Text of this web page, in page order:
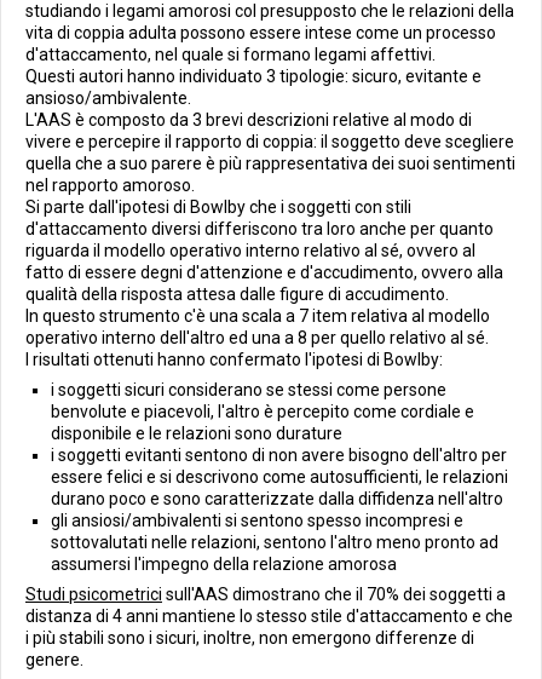
studiando i legami amorosi col presupposto che le relazioni della
vita di coppia adulta possono essere intese come un processo
d'attaccamento, nel quale si formano legami affettivi.
Questi autori hanno individuato 3 tipologie: sicuro, evitante e
ansioso/ambivalente.
L'AAS è composto da 3 brevi descrizioni relative al modo di
vivere e percepire il rapporto di coppia: il soggetto deve scegliere
quella che a suo parere è più rappresentativa dei suoi sentimenti
nel rapporto amoroso.
Si parte dall'ipotesi di Bowlby che i soggetti con stili
d'attaccamento diversi differiscono tra loro anche per quanto
riguarda il modello operativo interno relativo al sé, ovvero al
fatto di essere degni d'attenzione e d'accudimento, ovvero alla
qualità della risposta attesa dalle figure di accudimento.
In questo strumento c'è una scala a 7 item relativa al modello
operativo interno dell'altro ed una a 8 per quello relativo al sé.
I risultati ottenuti hanno confermato l'ipotesi di Bowlby:
i soggetti sicuri considerano se stessi come persone
benvolute e piacevoli, l'altro è percepito come cordiale e
disponibile e le relazioni sono durature
i soggetti evitanti sentono di non avere bisogno dell'altro per
essere felici e si descrivono come autosufficienti, le relazioni
durano poco e sono caratterizzate dalla diffidenza nell'altro
gli ansiosi/ambivalenti si sentono spesso incompresi e
sottovalutati nelle relazioni, sentono l'altro meno pronto ad
assumersi l'impegno della relazione amorosa
Studi psicometrici sull'AAS dimostrano che il 70% dei soggetti a
distanza di 4 anni mantiene lo stesso stile d'attaccamento e che
i più stabili sono i sicuri, inoltre, non emergono differenze di
genere.